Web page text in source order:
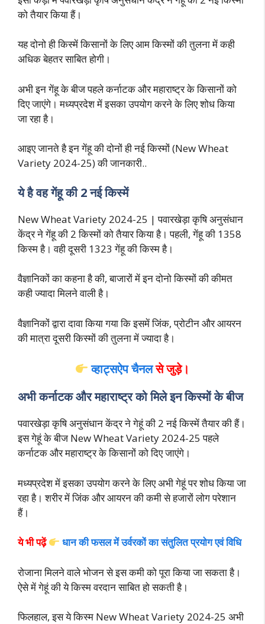
को तैयार किया हैं।
यह दोनो ही किस्में किसानों के लिए आम किस्मों की तुलना में कही
अधिक बेहतर साबित होगी।
अभी इन गेंहू के बीज पहले कर्नाटक और महाराष्ट्र के किसानों को
दिए जाएंगे। मध्यप्रदेश में इसका उपयोग करने के लिए शोध किया
जा रहा है।
आइए जानते है इन गेंहू की दोनों ही नई किस्मों (New Wheat
Variety 2024-25) की जानकारी..
ये है वह गेंहू की 2 नई किस्में
New Wheat Variety 2024-25 | पवारखेड़ा कृषि अनुसंधान
केंद्र ने गेंहू की 2 किस्मों को तैयार किया है। पहली, गेंहू की 1358
किस्म है। वही दूसरी 1323 गेंहू की किस्म है।
वैज्ञानिकों का कहना है की, बाजारों में इन दोनो किस्मों की कीमत
कही ज्यादा मिलने वाली है।
वैज्ञानिकों द्वारा दावा किया गया कि इसमें जिंक, प्रोटीन और आयरन
की मात्रा दूसरी किस्मों की तुलना में ज्यादा है।
व्हाट्सऐप चैनलसे जुड़े।
अभी कर्नाटक और महाराष्ट्र को मिले इन किस्मों के बीज
पवारखेड़ा कृषि अनुसंधान केंद्र ने गेहूं की 2 नई किस्में तैयार की हैं।
इस गेहूं के बीज New Wheat Variety 2024-25 पहले
कर्नाटक और महाराष्ट्र के किसानों को दिए जाएंगे।
मध्यप्रदेश में इसका उपयोग करने के लिए अभी गेहूं पर शोध किया जा
रहा है। शरीर में जिंक और आयरन की कमी से हजारों लोग परेशान
हैं।
ये भी पढ़ें धान की फसल में उर्वरकों का संतुलित प्रयोग एवं विधि
रोजाना मिलने वाले भोजन से इस कमी को पूरा किया जा सकता है।
ऐसे में गेहूं की ये किस्म वरदान साबित हो सकती है।
फिलहाल, इस ये किस्म New Wheat Variety 2024-25 अभी